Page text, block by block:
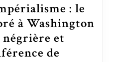
: le
à Washington
et
de